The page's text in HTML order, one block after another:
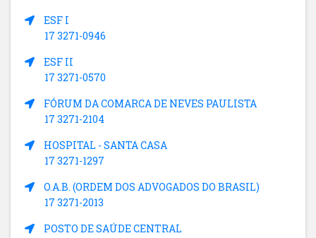
ESF I
17 3271-0946
ESF II
17 3271-0570
FÓRUM DA COMARCA DE NEVES PAULISTA
17 3271-2104
HOSPITAL - SANTA CASA
17 3271-1297
O.A.B. (ORDEM DOS ADVOGADOS DO BRASIL)
17 3271-2013
POSTO DE SAÚDE CENTRAL